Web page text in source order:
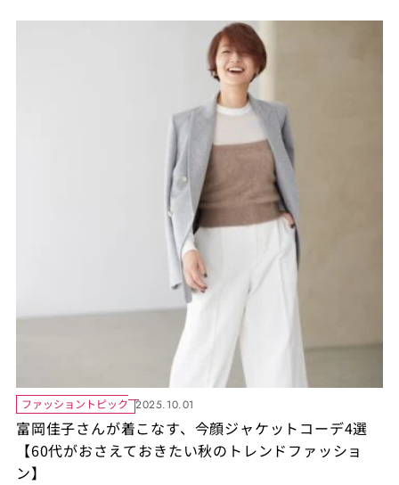
ファッショントピック 2025.10.01
富岡佳子さんが着こなす、今顔ジャケットコーデ4選
【60代がおさえておきたい秋のトレンドファッショ
ン】